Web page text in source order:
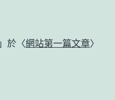
」於〈網站第一篇文章〉